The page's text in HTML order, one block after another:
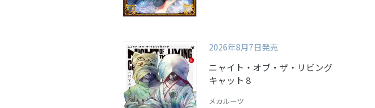
2026年8月7日発売
ニャイト・オブ・ザ・リビング
キャット 8
メカルーツ